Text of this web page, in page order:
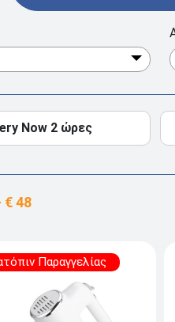
Now 2 ώρες
Παραγγελίας